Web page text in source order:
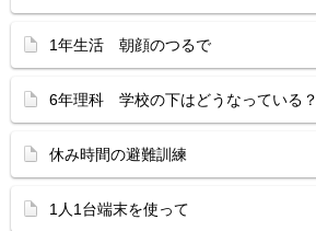
1年生活 朝顔のつるで
6年理科 学校の下はどうなっている？
休み時間の避難訓練
1人1台端末を使って